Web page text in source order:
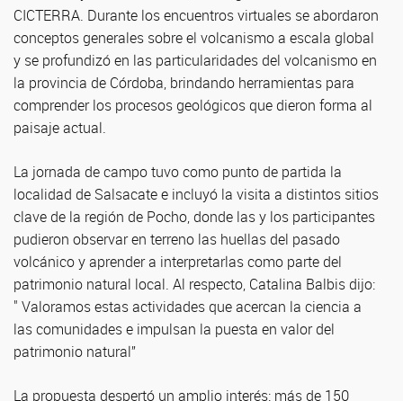
CICTERRA. Durante los encuentros virtuales se abordaron
conceptos generales sobre el volcanismo a escala global
y se profundizó en las particularidades del volcanismo en
la provincia de Córdoba, brindando herramientas para
comprender los procesos geológicos que dieron forma al
paisaje actual.
La jornada de campo tuvo como punto de partida la
localidad de Salsacate e incluyó la visita a distintos sitios
clave de la región de Pocho, donde las y los participantes
pudieron observar en terreno las huellas del pasado
volcánico y aprender a interpretarlas como parte del
patrimonio natural local. Al respecto, Catalina Balbis dijo:
" Valoramos estas actividades que acercan la ciencia a
las comunidades e impulsan la puesta en valor del
patrimonio natural”
La propuesta despertó un amplio interés: más de 150